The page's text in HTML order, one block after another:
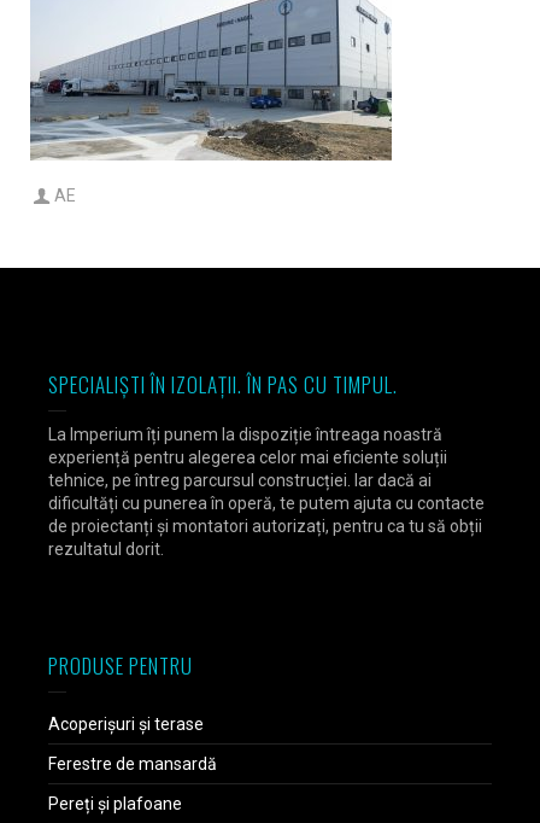
AE
SPECIALIȘTI ÎN IZOLAȚII. ÎN PAS CU TIMPUL.
La Imperium îți punem la dispoziție întreaga noastră
experiență pentru alegerea celor mai eficiente soluții
tehnice, pe întreg parcursul construcției. Iar dacă ai
dificultăți cu punerea în operă, te putem ajuta cu contacte
de proiectanți și montatori autorizați, pentru ca tu să obții
rezultatul dorit.
PRODUSE PENTRU
Acoperișuri și terase
Ferestre de mansardă
Pereți și plafoane